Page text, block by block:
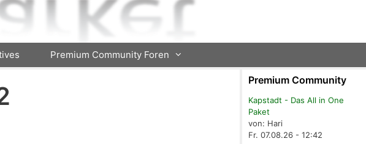
Premium Community Foren
Premium Community
Kapstadt - Das All in One
Paket
von: Hari
Fr. 07.08.26 - 12:42